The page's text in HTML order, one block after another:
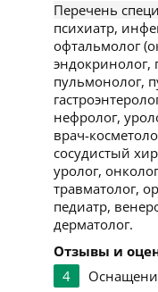
Перечень
психиатр,
офтальмолог
эндокринолог,
пульмонолог,
нефролог,
врач-
сосудистый
уролог,
травматолог,
педиатр,
дерматолог.
Отзывы и
4